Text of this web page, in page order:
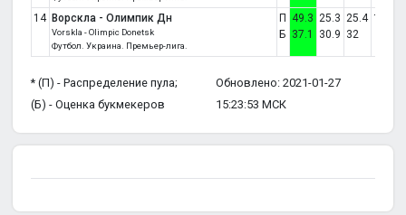
14 Ворскла - Олимпик Дн
Vorskla - Olimpic Donetsk
Футбол. Украина. Премьер-лига.
П
Б
49.3
37.1
25.3
30.9
25.4
32
1:0
* (П) - Распределение пула;
(Б) - Оценка букмекеров
Обновлено: 2021-01-27
15:23:53 МСК